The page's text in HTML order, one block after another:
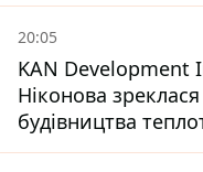
інвалідністю
20:05
KAN Development
Ніконова зреклася
будівництва
Теремках